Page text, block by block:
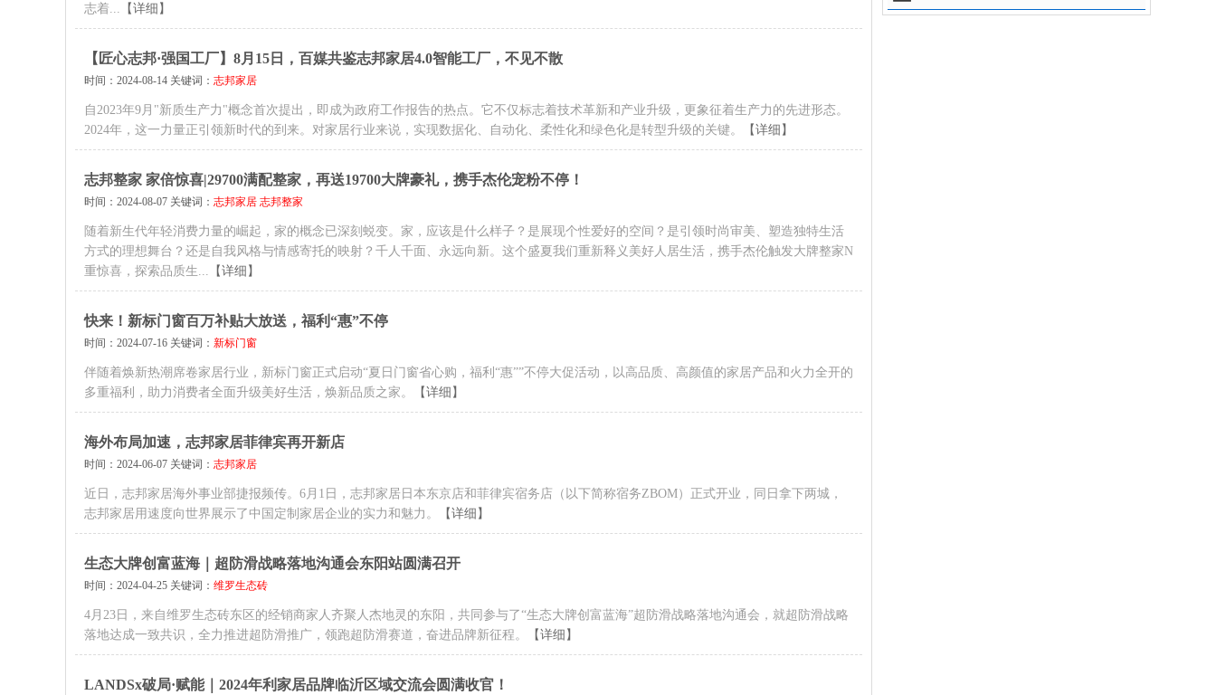
志着... 【详细】
【匠心志邦·强国工厂】8月15日，百媒共鉴志邦家居4.0智能工厂，不见不散
时间：2024-08-14 关键词： 志邦家居
自2023年9月"新质生产力"概念首次提出，即成为政府工作报告的热点。它不仅标志着技术革新和产业升级，更象征着生产力的先进形态。
2024年，这一力量正引领新时代的到来。对家居行业来说，实现数据化、自动化、柔性化和绿色化是转型升级的关键。
【详细】
志邦整家 家倍惊喜|29700满配整家，再送19700大牌豪礼，携手杰伦宠粉不停！
时间：2024-08-07 关键词： 志邦家居 志邦整家
随着新生代年轻消费力量的崛起，家的概念已深刻蜕变。家，应该是什么样子？是展现个性爱好的空间？是引领时尚审美、塑造独特生活
方式的理想舞台？还是自我风格与情感寄托的映射？千人千面、永远向新。这个盛夏我们重新释义美好人居生活，携手杰伦触发大牌整家N
重惊喜，探索品质生... 【详细】
快来！新标门窗百万补贴大放送，福利“惠”不停
时间：2024-07-16 关键词： 新标门窗
伴随着焕新热潮席卷家居行业，新标门窗正式启动“夏日门窗省心购，福利“惠””不停大促活动，以高品质、高颜值的家居产品和火力全开的
多重福利，助力消费者全面升级美好生活，焕新品质之家。
【详细】
海外布局加速，志邦家居菲律宾再开新店
时间：2024-06-07 关键词： 志邦家居
近日，志邦家居海外事业部捷报频传。6月1日，志邦家居日本东京店和菲律宾宿务店（以下简称宿务ZBOM）正式开业，同日拿下两城，
志邦家居用速度向世界展示了中国定制家居企业的实力和魅力。
【详细】
生态大牌创富蓝海｜超防滑战略落地沟通会东阳站圆满召开
时间：2024-04-25 关键词： 维罗生态砖
4月23日，来自维罗生态砖东区的经销商家人齐聚人杰地灵的东阳，共同参与了“生态大牌创富蓝海”超防滑战略落地沟通会，就超防滑战略
落地达成一致共识，全力推进超防滑推广，领跑超防滑赛道，奋进品牌新征程。
【详细】
LANDSx破局·赋能｜2024年利家居品牌临沂区域交流会圆满收官！